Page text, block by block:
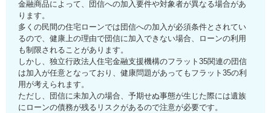
金融商品によって、団信への加入要件や対象者が異なる場合があ
ります。
多くの民間の住宅ローンでは団信への加入が必須条件とされてい
るので、健康上の理由で団信に加入できない場合、ローンの利用
も制限されることがあります。
しかし、独立行政法人住宅金融支援機構のフラット35関連の団信
は加入が任意となっており、健康問題があってもフラット35の利
用が考えられます。
ただし、団信に未加入の場合、予期せぬ事態が生じた際には遺族
にローンの債務が残るリスクがあるので注意が必要です。